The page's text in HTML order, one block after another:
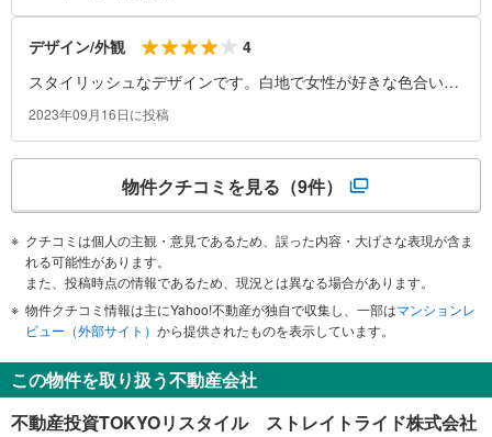
を忘れてました。
デザイン/外観
4
スタイリッシュなデザインです。白地で女性が好きな色合いの
マンションでした。
2023年09月16日に投稿
物件クチコミを見る （9件）
クチコミは個人の主観・意見であるため、誤った内容・大げさな表現が含ま
れる可能性があります。
また、投稿時点の情報であるため、現況とは異なる場合があります。
物件クチコミ情報は主にYahoo!不動産が独自で収集し、一部はマンションレ
ビュー（外部サイト） から提供されたものを表示しています。
この物件を取り扱う不動産会社
不動産投資TOKYOリスタイル ストレイトライド株式会社